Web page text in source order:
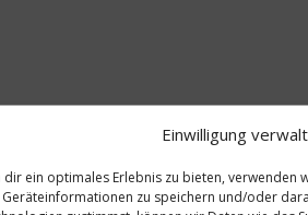
Einwilligung
dir ein optimales Erlebnis zu bieten, verwenden
Geräteinformationen zu speichern und/oder